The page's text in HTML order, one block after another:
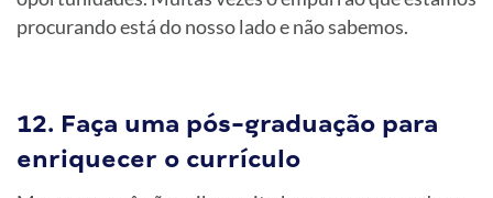
procurando está do nosso lado e não sabemos.
12. Faça uma pós-graduação para
enriquecer o currículo